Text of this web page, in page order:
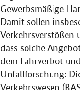
Gewerbsmäßige
Damit sollen
Verkehrsverstößen
dass solche
dem Fahrverbot
Unfallforschung:
Verkehrswesen